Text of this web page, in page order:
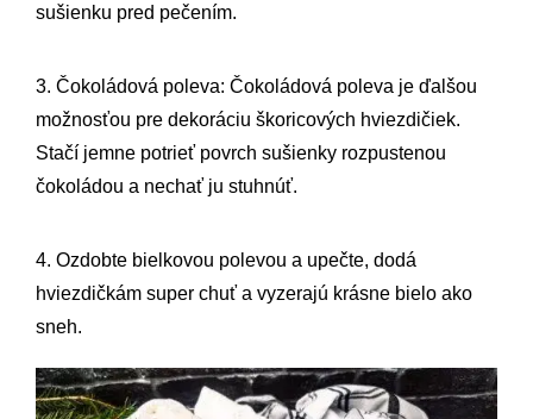
sušienku pred pečením.
3. Čokoládová poleva: Čokoládová poleva je ďalšou
možnosťou pre dekoráciu škoricových hviezdičiek.
Stačí jemne potrieť povrch sušienky rozpustenou
čokoládou a nechať ju stuhnúť.
4. Ozdobte bielkovou polevou a upečte, dodá
hviezdičkám super chuť a vyzerajú krásne bielo ako
sneh.